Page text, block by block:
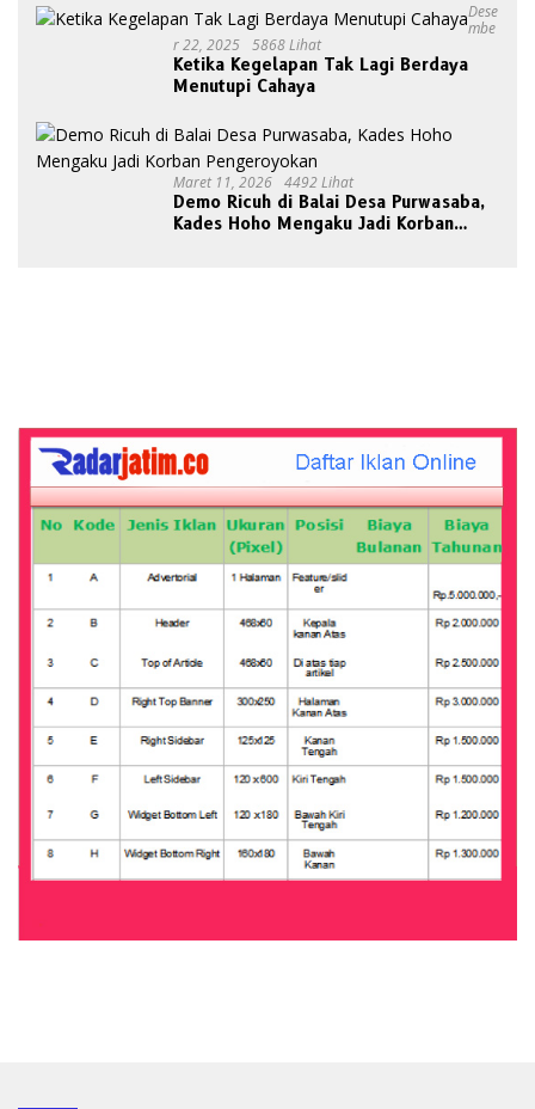
Dese
Mbe
R 22, 2025 5868 Lihat
Ketika Kegelapan Tak Lagi Berdaya
Menutupi Cahaya
Maret 11, 2026 4492 Lihat
Demo Ricuh di Balai Desa Purwasaba,
Kades Hoho Mengaku Jadi Korban